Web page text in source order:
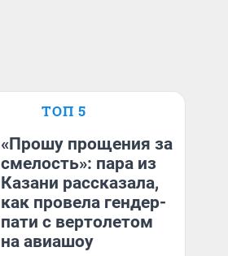
ТОП 5
«Прошу прощения за
смелость»: пара из
Казани рассказала,
как провела гендер-
пати с вертолетом
на авиашоу